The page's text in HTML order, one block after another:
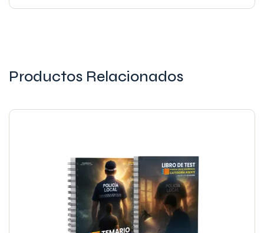
Productos Relacionados